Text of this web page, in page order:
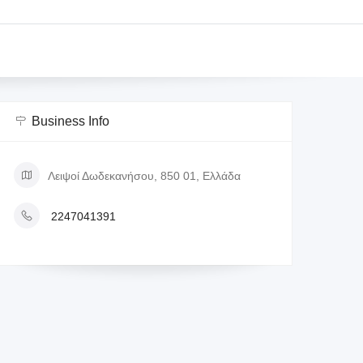
Business Info
Λειψοί Δωδεκανήσου, 850 01, Ελλάδα
2247041391